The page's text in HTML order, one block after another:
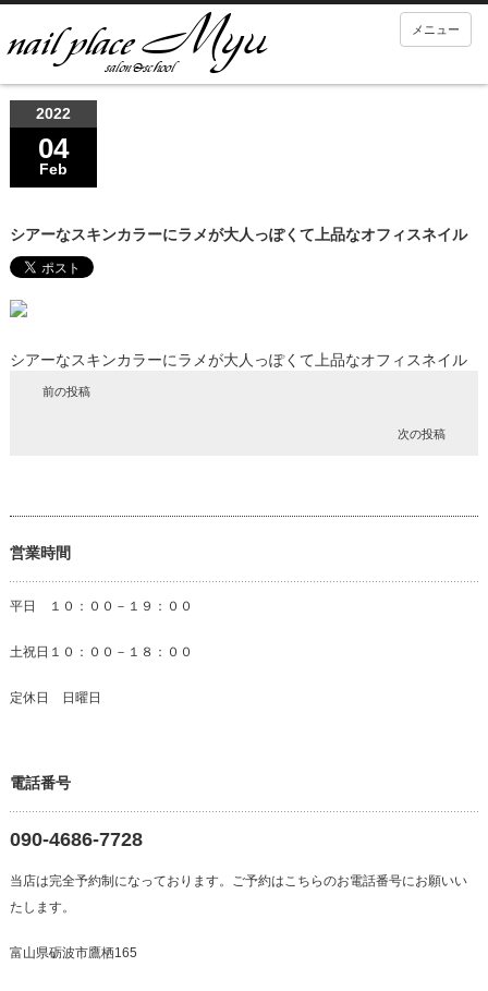
メニュー
2022
04
Feb
シアーなスキンカラーにラメが大人っぽくて上品なオフィスネイル
シアーなスキンカラーにラメが大人っぽくて上品なオフィスネイル
前の投稿
次の投稿
営業時間
平日 １０：００－１９：００
土祝日１０：００－１８：００
定休日 日曜日
電話番号
090-4686-7728
当店は完全予約制になっております。ご予約はこちらのお電話番号にお願いい
たします。
富山県砺波市鷹栖165